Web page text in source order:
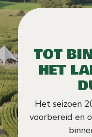
TOT
HET
Het seizoen
voorbereid en